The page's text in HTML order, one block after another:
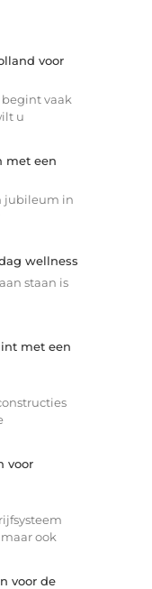
voor
vaak
u
met een
jubileum in
wellness
staan is
met een
voor
ook
voor de